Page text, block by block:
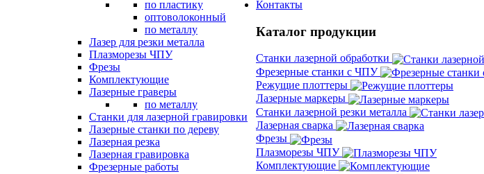
по пластику
оптоволоконный
по металлу
Лазер для резки металла
Плазморезы ЧПУ
Фрезы
Комплектующие
Лазерные граверы
по металлу
Станки для лазерной гравировки
Лазерные станки по дереву
Лазерная резка
Лазерная гравировка
Фрезерные работы
Контакты
Каталог продукции
Станки лазерной обработки
Фрезерные станки с ЧПУ
Режущие плоттеры
Лазерные маркеры
Станки лазерной резки металла
Лазерная сварка
Фрезы
Плазморезы ЧПУ
Комплектующие